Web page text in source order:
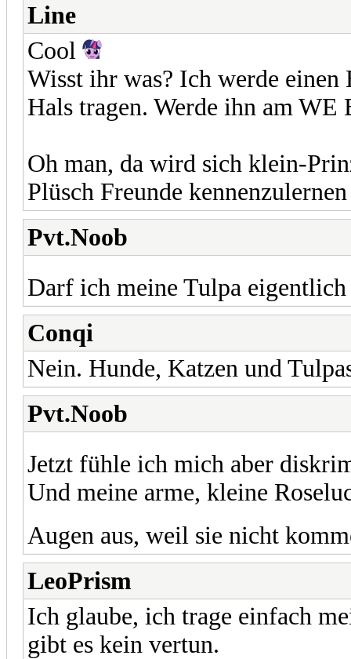
Line
Cool
Wisst ihr was? Ich werde
Hals tragen. Werde ihn am WE
Oh man, da wird sich klein-
Plüsch Freunde
Pvt.Noob
Darf ich meine Tulpa
Conqi
Nein. Hunde, Katzen und
Pvt.Noob
Jetzt fühle ich mich aber
Und meine arme, kleine
Augen aus, weil sie nicht
LeoPrism
Ich glaube, ich trage einfach
gibt es kein vertun.